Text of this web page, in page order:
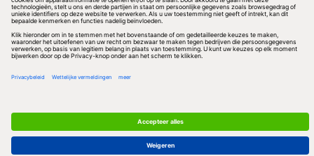
Redactionele partner
Privacy & Cookies